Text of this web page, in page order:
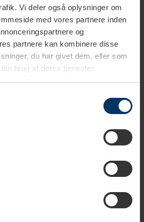
Vi deler også oplysninger om
med vores partnere inden
og
partnere kan kombinere disse
du har givet dem, eller som
brug af deres tjenester.